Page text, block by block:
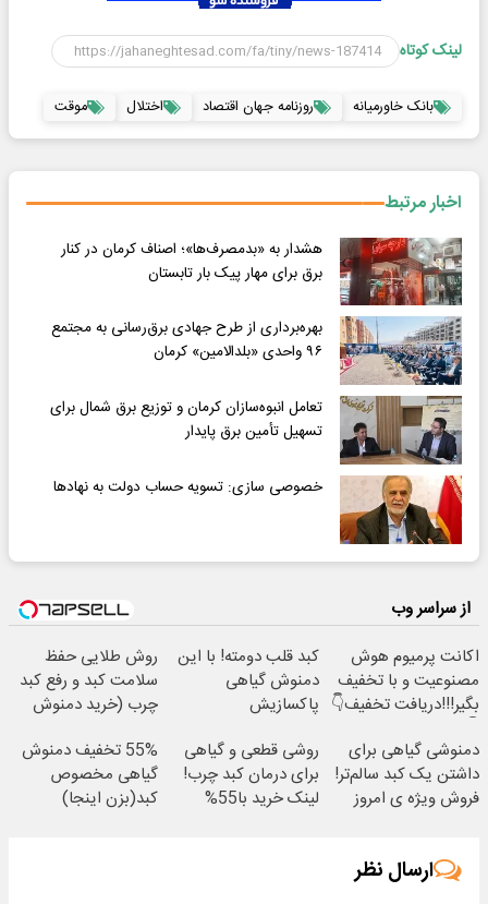
لینک کوتاه
بانک خاورمیانه روزنامه جهان اقتصاد اختلال موقت
اخبار مرتبط
هشدار به «بدمصرف‌ها»؛ اصناف کرمان در کنار
برق برای مهار پیک بار تابستان
بهره‌برداری از طرح جهادی برق‌رسانی به مجتمع
۹۶ واحدی «بلدالامین» کرمان
تعامل انبوه‌سازان کرمان و توزیع برق شمال برای
تسهیل تأمین برق پایدار
خصوصی سازی: تسویه حساب دولت به نهادها
از سراسر وب
اکانت پرمیوم هوش
مصنوعیت و با تخفیف
بگیر!!!دریافت تخفیف👇
کبد قلب دومته! با این
دمنوش گیاهی
پاکسازیش
روش طلایی حفظ
سلامت کبد و رفع کبد
چرب (خرید دمنوش
دمنوشی گیاهی برای
داشتن یک کبد سالم‌تر!
فروش ویژه ی امروز
روشی قطعی و گیاهی
برای درمان کبد چرب!
لینک خرید با55%
55% تخفیف دمنوش
گیاهی مخصوص
کبد(بزن اینجا)
ارسال نظر